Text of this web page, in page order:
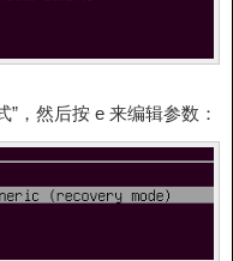
，然后按 e 来编辑参数：